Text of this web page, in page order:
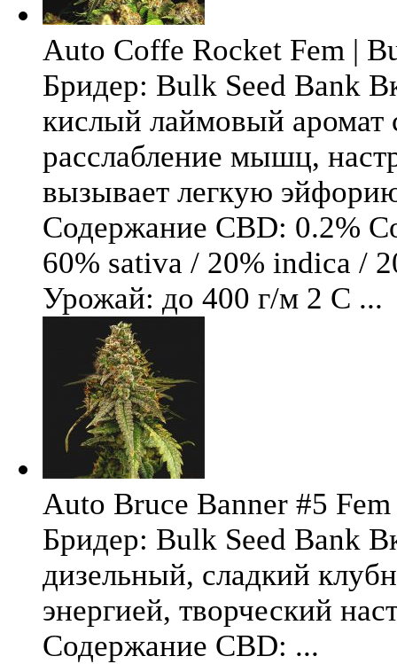
Auto Coffe Rocket Fem |
Бридер: Bulk Seed Bank
кислый лаймовый аромат
расслабление мышц,
вызывает легкую
Содержание CBD: 0.2%
60% sativa / 20% indica /
Урожай: до 400 г/м 2 С ...
Auto Bruce Banner #5
Бридер: Bulk Seed Bank
дизельный, сладкий
энергией, творческий
Содержание CBD: ...